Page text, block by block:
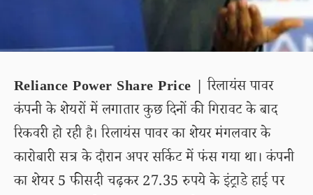
Reliance Power Share Price | रिलायंस पावर
कंपनी के शेयरों में लगातार कुछ दिनों की गिरावट के बाद
रिकवरी हो रही है। रिलायंस पावर का शेयर मंगलवार के
कारोबारी सत्र के दौरान अपर सर्किट में फंस गया था। कंपनी
का शेयर 5 फीसदी चढ़कर 27.35 रुपये के इंट्राडे हाई पर